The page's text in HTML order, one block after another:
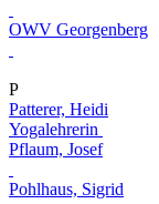
OWV Georgenberg
P
Patterer, Heidi
Yogalehrerin
Pflaum, Josef
Pohlhaus, Sigrid